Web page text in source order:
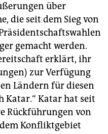
über
die seit dem Sieg von
gemacht werden.
erklärt, ihr
zur Verfügung
Ländern für diesen
Katar.“ Katar hat seit
Rückführungen von
Konfliktgebiet